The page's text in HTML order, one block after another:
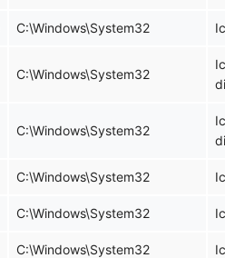
C:\Windows\System32
C:\Windows\System32
C:\Windows\System32
C:\Windows\System32
C:\Windows\System32
C:\Windows\System32